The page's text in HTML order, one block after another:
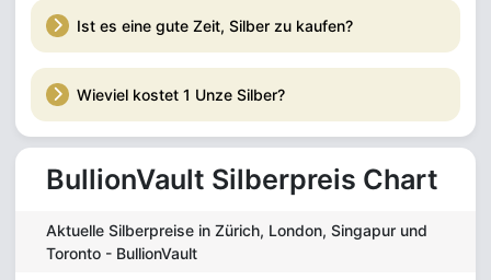
Ist es eine gute Zeit, Silber zu kaufen?
Wieviel kostet 1 Unze Silber?
BullionVault Silberpreis Chart
Aktuelle Silberpreise in Zürich, London, Singapur und
Toronto - BullionVault